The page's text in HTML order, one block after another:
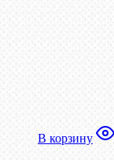
В корзину